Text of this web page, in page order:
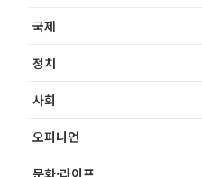
국제
정치
사회
오피니언
문화·라이프